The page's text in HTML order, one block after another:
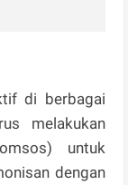
di berbagai
melakukan
untuk
dengan